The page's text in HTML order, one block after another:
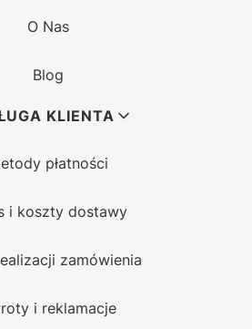
O Nas
Blog
KLIENTA
płatności
i koszty dostawy
zamówienia
i reklamacje